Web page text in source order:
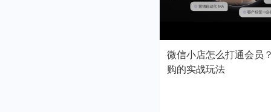
微信小店怎么打通会员
购的实战玩法